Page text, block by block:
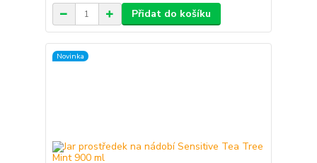
Přidat do košíku
Novinka